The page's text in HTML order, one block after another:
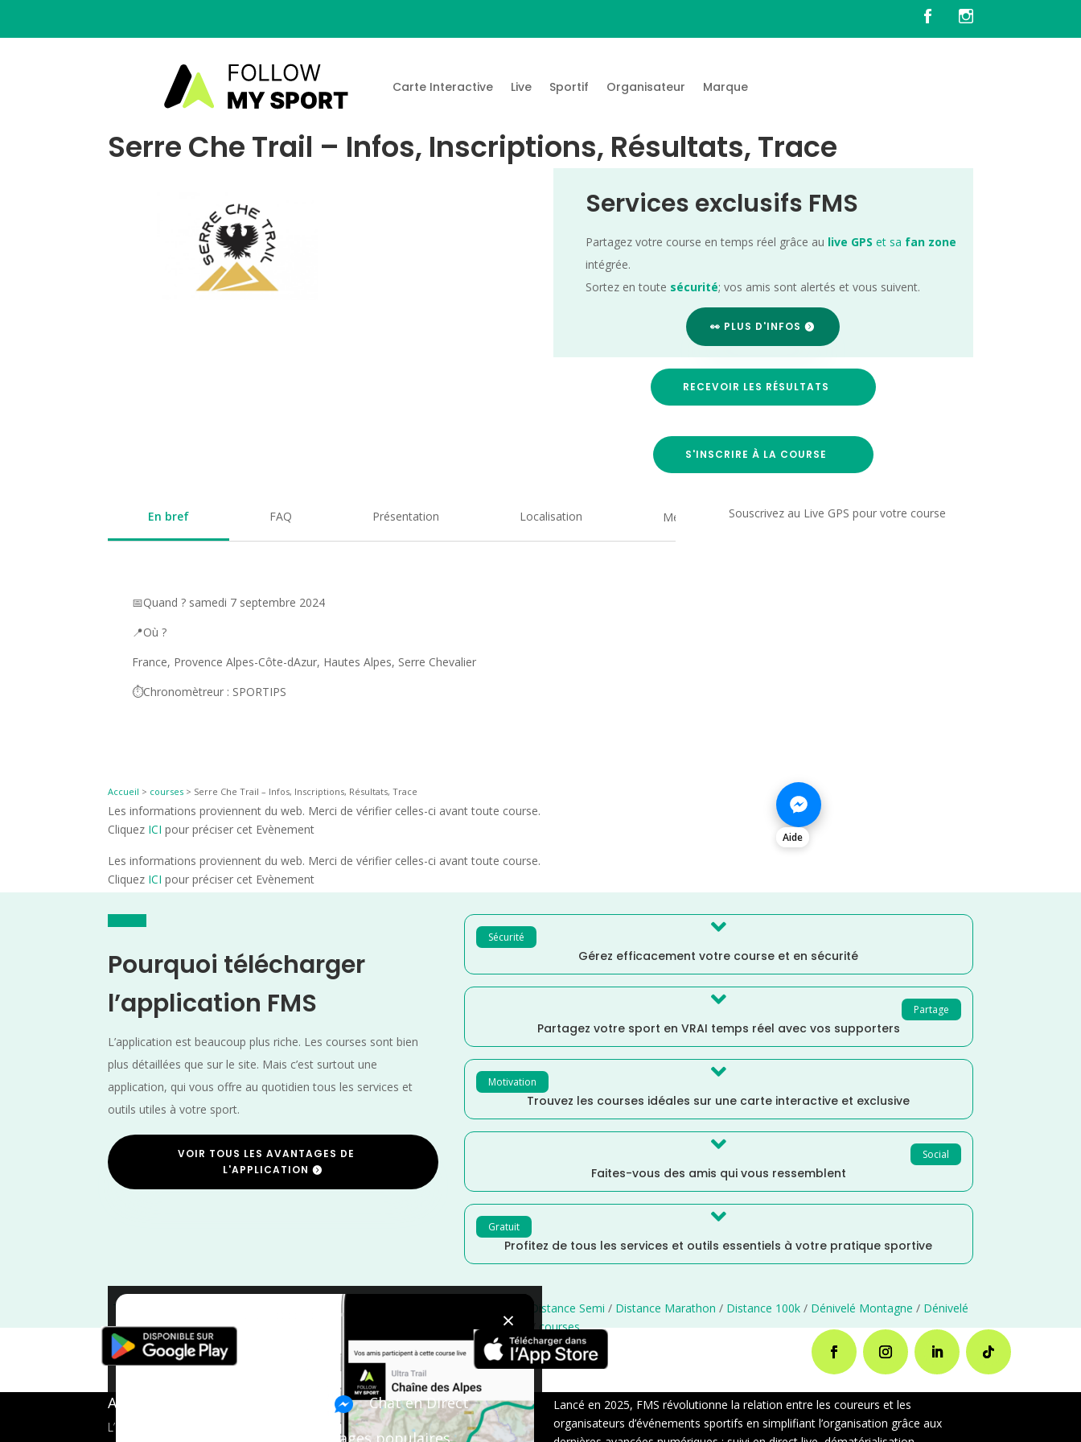
Carte Interactive Live Sportif Organisateur Marque
Serre Che Trail – Infos, Inscriptions, Résultats, Trace
Services exclusifs FMS
Partagez votre course en temps réel grâce au live GPS et sa fan zone
intégrée.
Sortez en toute sécurité; vos amis sont alertés et vous suivent.
👀 PLUS D'INFOS
RECEVOIR LES RÉSULTATS
S'INSCRIRE À LA COURSE
En bref FAQ Présentation Localisation Medias
📅Quand ? samedi 7 septembre 2024
📍Où ?
France, Provence Alpes-Côte-dAzur, Hautes Alpes, Serre Chevalier
⏱️Chronomètreur : SPORTIPS
Souscrivez au Live GPS pour votre course
Accueil > courses > Serre Che Trail – Infos, Inscriptions, Résultats, Trace
Les informations proviennent du web. Merci de vérifier celles-ci avant toute course.
Cliquez ICI pour préciser cet Evènement
Les informations proviennent du web. Merci de vérifier celles-ci avant toute course.
Cliquez ICI pour préciser cet Evènement
Aide
Pourquoi télécharger
l’application FMS
L’application est beaucoup plus riche. Les courses sont bien
plus détaillées que sur le site. Mais c’est surtout une
application, qui vous offre au quotidien tous les services et
outils utiles à votre sport.
VOIR TOUS LES AVANTAGES DE
L'APPLICATION
Sécurité 
Gérez efficacement votre course et en sécurité
Partage

Partagez votre sport en VRAI temps réel avec vos supporters
Motivation 
Trouvez les courses idéales sur une carte interactive et exclusive
Social

Faites-vous des amis qui vous ressemblent
Gratuit 
Profitez de tous les services et outils essentiels à votre pratique sportive
×
Trail Provence Alpes Côte d'Azur Distance Semi / Distance Marathon / Distance 100k / Dénivelé Montagne / Dénivelé
Elevé
/courses
A propos de FMS
L’application tout-en-un pour les
Chat en Direct
Pages populaires
Lancé en 2025, FMS révolutionne la relation entre les coureurs et les
organisateurs d’événements sportifs en simplifiant l’organisation grâce aux